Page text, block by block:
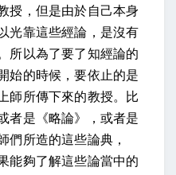
授，但是由於自己本身
光靠這些經論，是沒有
所以為了要了知經論的
始的時候，要依止的是
師所傳下來的教授。比
者是《略論》，或者是
們所造的這些論典，
能夠了解這些論當中的